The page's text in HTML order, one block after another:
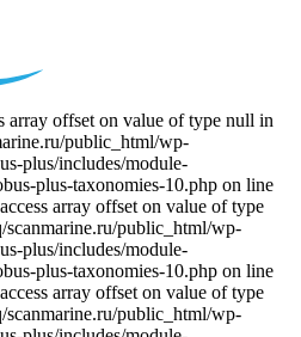
array offset on value of type null in
public_html/wp-
plus/includes/module-
plus-taxonomies-10.php on line
array offset on value of type
public_html/wp-
plus/includes/module-
plus-taxonomies-10.php on line
array offset on value of type
public_html/wp-